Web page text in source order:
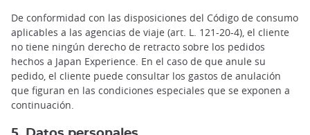
De conformidad con las disposiciones del Código de consumo
aplicables a las agencias de viaje (art. L. 121-20-4), el cliente
no tiene ningún derecho de retracto sobre los pedidos
hechos a Japan Experience. En el caso de que anule su
pedido, el cliente puede consultar los gastos de anulación
que figuran en las condiciones especiales que se exponen a
continuación.